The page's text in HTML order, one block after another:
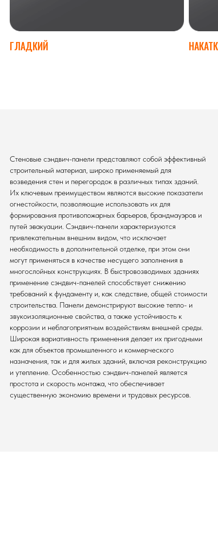
ГЛАДКИЙ
Стеновые сэндвич-панели представляют собой эффективный
строительный материал, широко применяемый для
возведения стен и перегородок в различных типах зданий.
Их ключевым преимуществом являются высокие показатели
огнестойкости, позволяющие использовать их для
формирования противопожарных барьеров, брандмауэров и
путей эвакуации. Сэндвич-панели характеризуются
привлекательным внешним видом, что исключает
необходимость в дополнительной отделке, при этом они
могут применяться в качестве несущего заполнения в
многослойных конструкциях. В быстровозводимых зданиях
применение сэндвич-панелей способствует снижению
требований к фундаменту и, как следствие, общей стоимости
строительства. Панели демонстрируют высокие тепло- и
звукоизоляционные свойства, а также устойчивость к
коррозии и неблагоприятным воздействиям внешней среды.
Широкая вариативность применения делает их пригодными
как для объектов промышленного и коммерческого
назначения, так и для жилых зданий, включая реконструкцию
и утепление. Особенностью сэндвич-панелей является
простота и скорость монтажа, что обеспечивает
существенную экономию времени и трудовых ресурсов.